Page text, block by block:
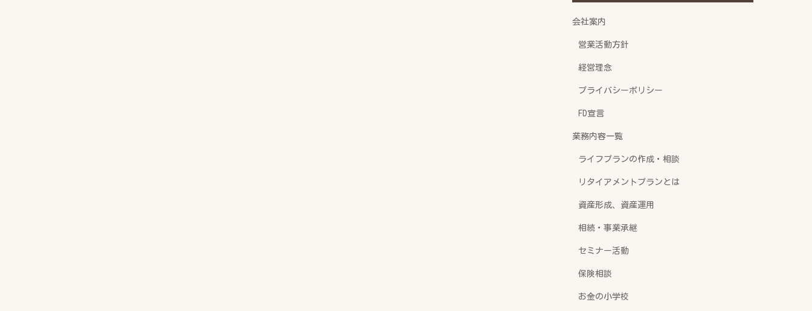
会社案内
営業活動方針
経営理念
プライバシーポリシー
FD宣言
業務内容一覧
ライフプランの作成・相談
リタイアメントプランとは
資産形成、資産運用
相続・事業承継
セミナー活動
保険相談
お金の小学校